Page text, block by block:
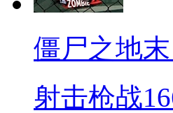
僵尸之地
射击枪战